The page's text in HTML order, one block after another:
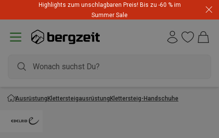
Highlights zum unschlagbaren Preis! Bis zu -60 % im
Summer Sale
AusrüstungKlettersteigausrüstungKlettersteig-Handschuhe